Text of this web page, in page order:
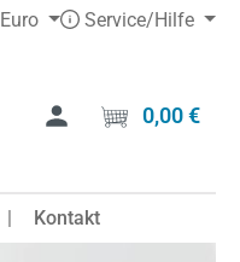
Euro Service/Hilfe
0,00 €
Kontakt